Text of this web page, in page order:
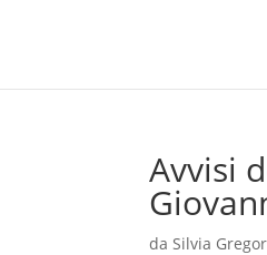
Avvisi
daSilvia